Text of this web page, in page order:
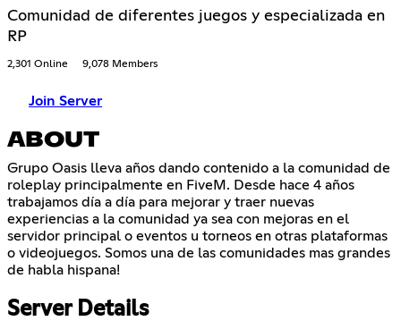
Comunidad de diferentes juegos y especializada en
RP
2,301 Online 9,078 Members
Join Server
ABOUT
Grupo Oasis lleva años dando contenido a la comunidad de
roleplay principalmente en FiveM. Desde hace 4 años
trabajamos día a día para mejorar y traer nuevas
experiencias a la comunidad ya sea con mejoras en el
servidor principal o eventos u torneos en otras plataformas
o videojuegos. Somos una de las comunidades mas grandes
de habla hispana!
Server Details